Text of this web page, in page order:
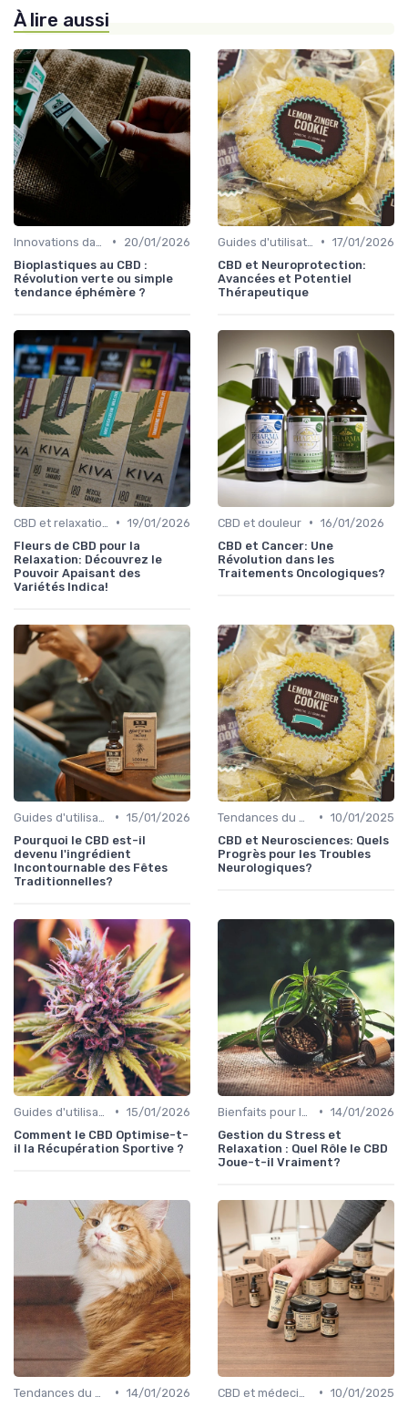
À lire aussi
•
20/01/2026
Bioplastiques au CBD :
Révolution verte ou simple
tendance éphémère ?
• 17/01/2026
CBD et Neuroprotection:
Avancées et Potentiel
Thérapeutique
• 19/01/2026
Fleurs de CBD pour la
Relaxation: Découvrez le
Pouvoir Apaisant des
Variétés Indica!
CBD et douleur • 16/01/2026
CBD et Cancer: Une
Révolution dans les
Traitements Oncologiques?
• 15/01/2026
Pourquoi le CBD est-il
devenu l'ingrédient
Incontournable des Fêtes
Traditionnelles?
• 10/01/2025
CBD et Neurosciences: Quels
Progrès pour les Troubles
Neurologiques?
• 15/01/2026
Comment le CBD Optimise-t-
il la Récupération Sportive ?
• 14/01/2026
Gestion du Stress et
Relaxation : Quel Rôle le CBD
Joue-t-il Vraiment?
• 14/01/2026
• 10/01/2025